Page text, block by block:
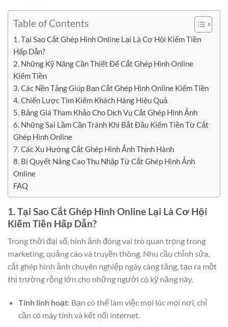
Table of Contents
1. Tại Sao Cắt Ghép Hình Online Lại Là Cơ Hội Kiếm Tiền
Hấp Dẫn?
2. Những Kỹ Năng Cần Thiết Để Cắt Ghép Hình Online
Kiếm Tiền
3. Các Nền Tảng Giúp Bạn Cắt Ghép Hình Online Kiếm Tiền
4. Chiến Lược Tìm Kiếm Khách Hàng Hiệu Quả
5. Bảng Giá Tham Khảo Cho Dịch Vụ Cắt Ghép Hình Ảnh
6. Những Sai Lầm Cần Tránh Khi Bắt Đầu Kiếm Tiền Từ Cắt
Ghép Hình Online
7. Các Xu Hướng Cắt Ghép Hình Ảnh Thịnh Hành
8. Bí Quyết Nâng Cao Thu Nhập Từ Cắt Ghép Hình Ảnh
Online
FAQ
1. Tại Sao Cắt Ghép Hình Online Lại Là Cơ Hội
Kiếm Tiền Hấp Dẫn?
Trong thời đại số, hình ảnh đóng vai trò quan trọng trong
marketing, quảng cáo và truyền thông. Nhu cầu chỉnh sửa,
cắt ghép hình ảnh chuyên nghiệp ngày càng tăng, tạo ra một
thị trường rộng lớn cho những người có kỹ năng này.
Tính linh hoạt:Bạn có thể làm việc mọi lúc mọi nơi, chỉ
cần có máy tính và kết nối internet.